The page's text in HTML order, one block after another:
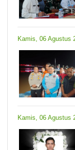
Kamis, 06 Agustus
Kamis, 06 Agustus